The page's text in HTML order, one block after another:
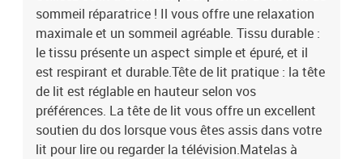
doux pour la peau : le protège-matelas est recouvert d'un tissu
résistant et doux pour la peau, ce qui le rend souple et
confortable.Banc multifonctionnel : ce banc peut servir de siège
supplémentaire dans votre maison. Il peut également être utilisé
comme banc de bout de lit. Remarque :Pour des raisons d'hygiène,
le matelas ne peut pas être retourné si l'emballage est retiré ou
ouvert.Chaque produit est livré avec un manuel de montage dans
la boîte pour un montage facile.Lit :Couleur : CrèmeMatériau :
tissu (100 % polyester), contreplaqué, bois
sommeil réparatrice ! Il vous offre une relaxation
maximale et un sommeil agréable. Tissu durable :
le tissu présente un aspect simple et épuré, et il
est respirant et durable.Tête de lit pratique : la tête
de lit est réglable en hauteur selon vos
préférences. La tête de lit vous offre un excellent
soutien du dos lorsque vous êtes assis dans votre
lit pour lire ou regarder la télévision.Matelas à